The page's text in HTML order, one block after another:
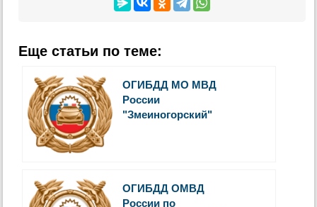
Еще статьи по теме:
ОГИБДД МО МВД
России
"Змеиногорский"
ОГИБДД ОМВД
России по